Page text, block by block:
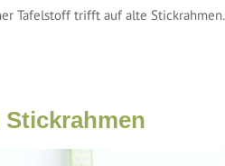
Tafelstoff trifft auf alte Stickrahmen.